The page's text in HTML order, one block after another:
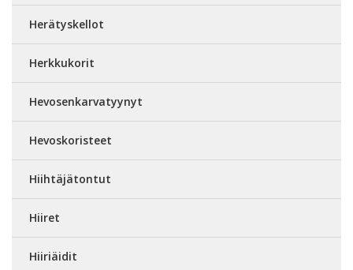
Herätyskellot
Herkkukorit
Hevosenkarvatyynyt
Hevoskoristeet
Hiihtäjätontut
Hiiret
Hiiriäidit